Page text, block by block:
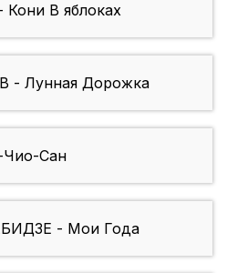
В яблоках
Лунная Дорожка
Сан
- Мои Года